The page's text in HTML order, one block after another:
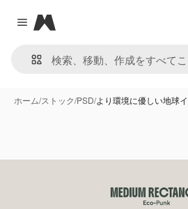
Close menu
Magnific
ホーム/ストック/PSD/より環境に優しい地球